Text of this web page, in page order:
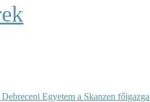
Egyetem a Skanzen